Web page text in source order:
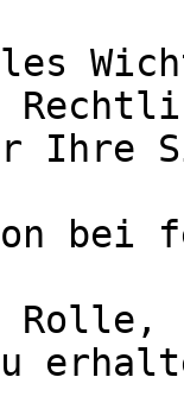
Ihre
bei